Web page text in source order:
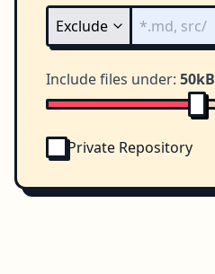
Include files under: 50kB
Private Repository